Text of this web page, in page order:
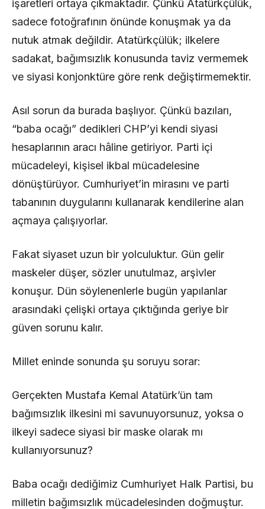
işaretleri ortaya çıkmaktadır. Çünkü Atatürkçülük,
sadece fotoğrafının önünde konuşmak ya da
nutuk atmak değildir. Atatürkçülük; ilkelere
sadakat, bağımsızlık konusunda taviz vermemek
ve siyasi konjonktüre göre renk değiştirmemektir.
Asıl sorun da burada başlıyor. Çünkü bazıları,
“baba ocağı” dedikleri CHP’yi kendi siyasi
hesaplarının aracı hâline getiriyor. Parti içi
mücadeleyi, kişisel ikbal mücadelesine
dönüştürüyor. Cumhuriyet’in mirasını ve parti
tabanının duygularını kullanarak kendilerine alan
açmaya çalışıyorlar.
Fakat siyaset uzun bir yolculuktur. Gün gelir
maskeler düşer, sözler unutulmaz, arşivler
konuşur. Dün söylenenlerle bugün yapılanlar
arasındaki çelişki ortaya çıktığında geriye bir
güven sorunu kalır.
Millet eninde sonunda şu soruyu sorar:
Gerçekten Mustafa Kemal Atatürk’ün tam
bağımsızlık ilkesini mi savunuyorsunuz, yoksa o
ilkeyi sadece siyasi bir maske olarak mı
kullanıyorsunuz?
Baba ocağı dediğimiz Cumhuriyet Halk Partisi, bu
milletin bağımsızlık mücadelesinden doğmuştur.